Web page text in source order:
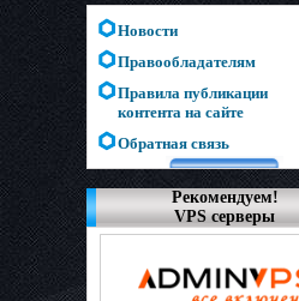
Новости
Правообладателям
Правила публикации
контента на сайте
Обратная связь
Рекомендуем!
VPS серверы